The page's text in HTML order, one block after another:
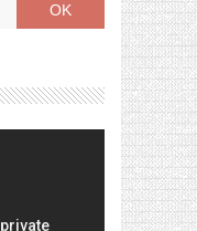
OK